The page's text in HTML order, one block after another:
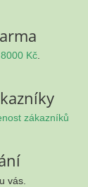
Kč.
zákazníků
vás.